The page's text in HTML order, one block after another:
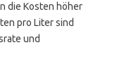
die Kosten höher
pro Liter sind
und